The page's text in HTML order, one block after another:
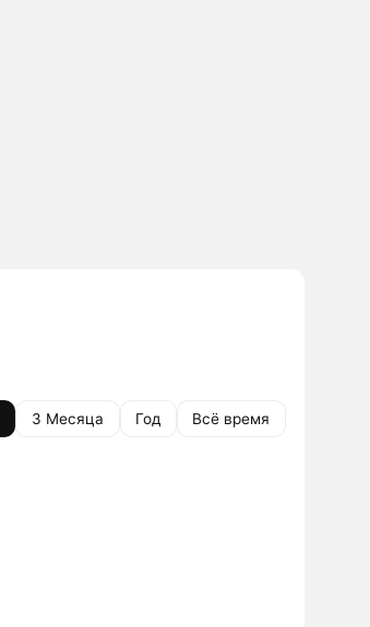
3 Месяца Год Всё время